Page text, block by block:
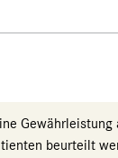
beurteilt